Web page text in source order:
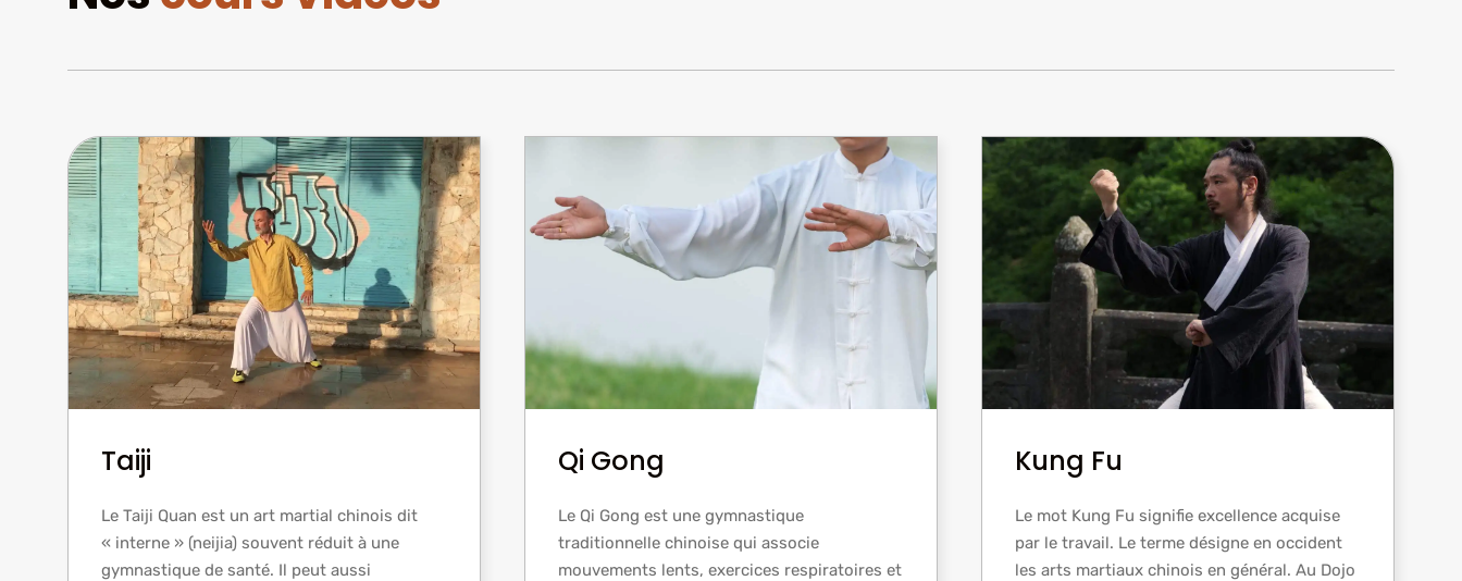
Taiji
Le Taiji Quan est un art martial chinois dit
« interne » (neijia) souvent réduit à une
gymnastique de santé. Il peut aussi
Qi Gong
Le Qi Gong est une gymnastique
traditionnelle chinoise qui associe
mouvements lents, exercices respiratoires et
Kung Fu
Le mot Kung Fu signifie excellence acquise
par le travail. Le terme désigne en occident
les arts martiaux chinois en général. Au Dojo